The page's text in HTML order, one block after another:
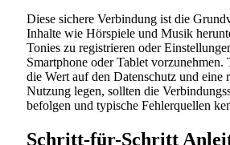
Diese sichere Verbindung ist die
Inhalte wie Hörspiele und Musik
Tonies zu registrieren oder
Smartphone oder Tablet vorzunehmen.
die Wert auf den Datenschutz und eine
Nutzung legen, sollten die
befolgen und typische Fehlerquellen
Schritt-für-Schritt